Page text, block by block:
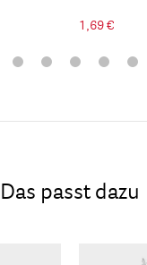
1,69 €
Das passt dazu